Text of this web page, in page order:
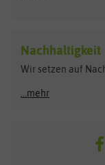
Heizmatte & Heizkabel
Kokos-Quelltabletten
Zimmergewächshaus
Carl Pabst
Florissa
Flortis
Franchi Sementi
Nachhaltigkeit
Wir setzen auf
...mehr